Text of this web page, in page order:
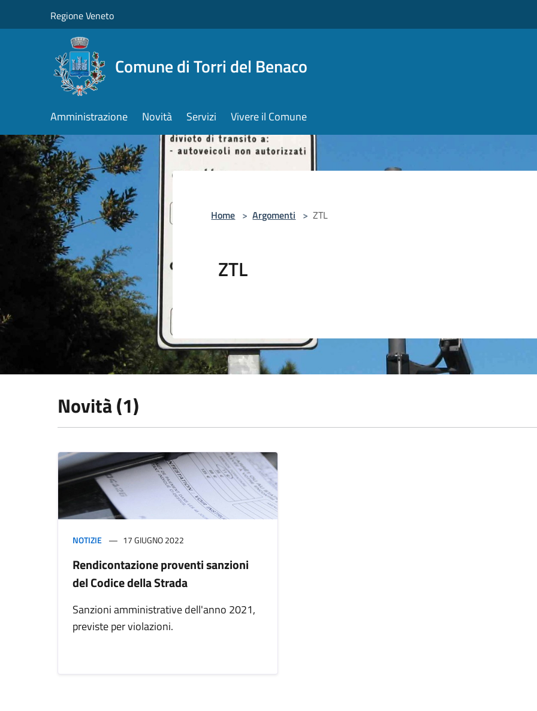
Regione Veneto
Comune di Torri del Benaco
Amministrazione Novità Servizi Vivere il Comune
Home > Argomenti > ZTL
ZTL
Novità (1)
NOTIZIE 17 GIUGNO 2022
Rendicontazione proventi sanzioni
del Codice della Strada
Sanzioni amministrative dell'anno 2021,
previste per violazioni.